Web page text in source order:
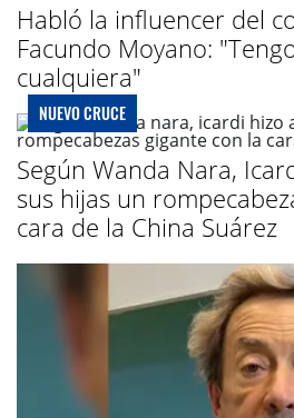
Habló la influencer del
Facundo Moyano:
cualquiera"
NUEVO CRUCE
Según Wanda Nara,
sus hijas un
cara de la China Suárez